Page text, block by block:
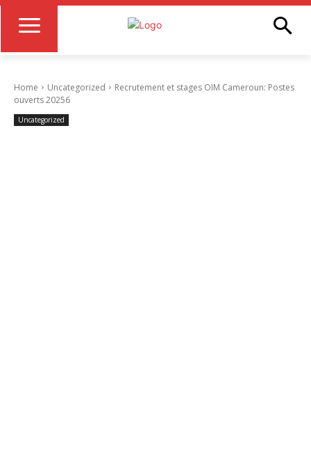
Home Uncategorized
Recrutement et stages OIM Cameroun: Postes
ouverts 20256
Uncategorized